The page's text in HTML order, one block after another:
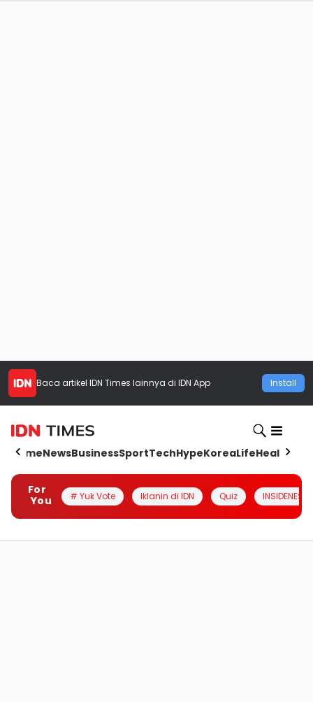
Baca artikel IDN Times lainnya di IDN App Install
HomeNewsBusinessSportTechHypeKoreaLifeHealth
For
You
# Yuk Vote Iklanin di IDN Quiz INSIDENESIA